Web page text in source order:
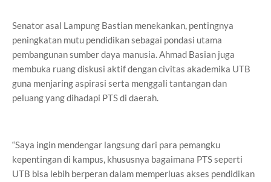
Senator asal Lampung Bastian menekankan, pentingnya
peningkatan mutu pendidikan sebagai pondasi utama
pembangunan sumber daya manusia. Ahmad Basian juga
membuka ruang diskusi aktif dengan civitas akademika UTB
guna menjaring aspirasi serta menggali tantangan dan
peluang yang dihadapi PTS di daerah.
“Saya ingin mendengar langsung dari para pemangku
kepentingan di kampus, khususnya bagaimana PTS seperti
UTB bisa lebih berperan dalam memperluas akses pendidikan